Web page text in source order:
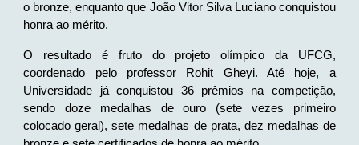
o bronze, enquanto que João Vitor Silva Luciano conquistou
honra ao mérito.
O resultado é fruto do projeto olímpico da UFCG,
coordenado pelo professor Rohit Gheyi. Até hoje, a
Universidade já conquistou 36 prêmios na competição,
sendo doze medalhas de ouro (sete vezes primeiro
colocado geral), sete medalhas de prata, dez medalhas de